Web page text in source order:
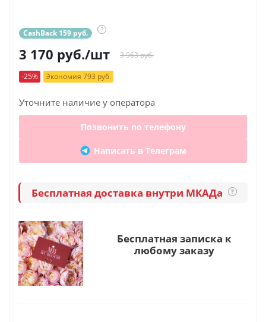
CashBack 159 руб. ?
3 170 руб./шт 3 963 руб.
-25% Экономия 793 руб.
Уточните наличие у оператора
Позвонить по телефону
Написать в Телеграм
Бесплатная доставка внутри МКАДа ?
Бесплатная записка к
любому заказу